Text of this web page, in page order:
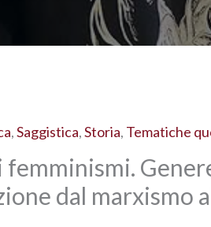
,Saggistica,Storia, Tematiche
dal marxismo